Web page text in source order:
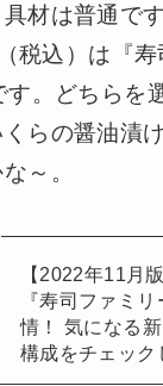
材は普通で
税込）は『
。どちらを
らの醤油漬
～。
【2022年11月
『寿司ファミ
情！ 気になる
構成をチェッ